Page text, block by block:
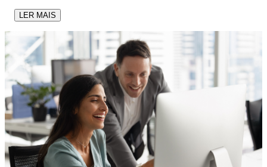
LER MAIS